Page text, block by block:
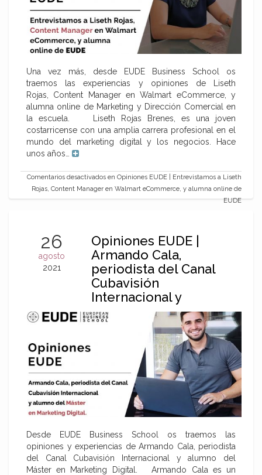
Una vez más, desde EUDE Business School os
traemos las experiencias y opiniones de Liseth
Rojas, Content Manager en Walmart eCommerce, y
alumna online de Marketing y Dirección Comercial en
la escuela. Liseth Rojas Brenes, es una joven
costarricense con una amplia carrera profesional en el
mundo del marketing digital y los negocios. Hace
unos años…
Comentarios desactivados en Opiniones EUDE | Entrevistamos a Liseth
Rojas, Content Manager en Walmart eCommerce, y alumna online de
EUDE
26
agosto
2021
Opiniones EUDE |
Armando Cala,
periodista del Canal
Cubavisión
Internacional y
alumno del Máster en
Marketing Digital nos
cuenta su experiencia
en EUDE
Desde EUDE Business School os traemos las
opiniones y experiencias de Armando Cala, periodista
del Canal Cubavisión Internacional y alumno del
Máster en Marketing Digital. Armando Cala es un